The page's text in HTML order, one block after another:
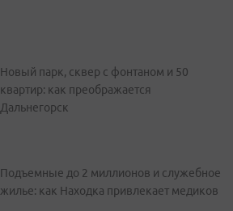
Новый парк, сквер с фонтаном и 50
квартир: как преображается
Дальнегорск
Подъемные до 2 миллионов и служебное
жилье: как Находка привлекает медиков